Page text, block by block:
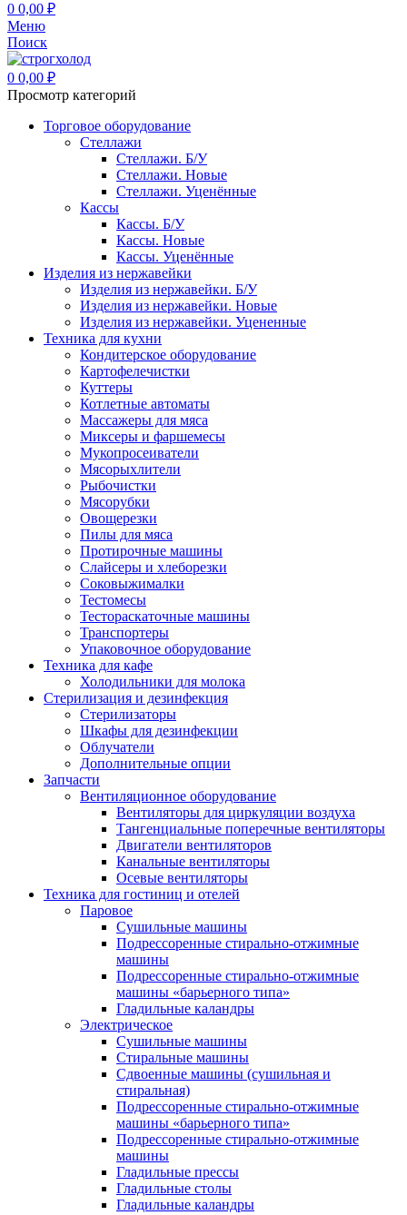
0 0,00 ₽
Меню
Поиск
0 0,00 ₽
Просмотр категорий
Торговое оборудование
Стеллажи
Стеллажи. Б/У
Стеллажи. Новые
Стеллажи. Уценённые
Кассы
Кассы. Б/У
Кассы. Новые
Кассы. Уценённые
Изделия из нержавейки
Изделия из нержавейки. Б/У
Изделия из нержавейки. Новые
Изделия из нержавейки. Уцененные
Техника для кухни
Кондитерское оборудование
Картофелечистки
Куттеры
Котлетные автоматы
Массажеры для мяса
Миксеры и фаршемесы
Мукопросеиватели
Мясорыхлители
Рыбочистки
Мясорубки
Овощерезки
Пилы для мяса
Протирочные машины
Слайсеры и хлеборезки
Соковыжималки
Тестомесы
Тестораскаточные машины
Транспортеры
Упаковочное оборудование
Техника для кафе
Холодильники для молока
Стерилизация и дезинфекция
Стерилизаторы
Шкафы для дезинфекции
Облучатели
Дополнительные опции
Запчасти
Вентиляционное оборудование
Вентиляторы для циркуляции воздуха
Тангенциальные поперечные вентиляторы
Двигатели вентиляторов
Канальные вентиляторы
Осевые вентиляторы
Техника для гостиниц и отелей
Паровое
Cушильные машины
Подрессоренные стирально-отжимные
машины
Подрессоренные стирально-отжимные
машины «барьерного типа»
Гладильные каландры
Электрическое
Сушильные машины
Стиральные машины
Сдвоенные машины (сушильная и
стиральная)
Подрессоренные стирально-отжимные
машины «барьерного типа»
Подрессоренные стирально-отжимные
машины
Гладильные прессы
Гладильные столы
Гладильные каландры